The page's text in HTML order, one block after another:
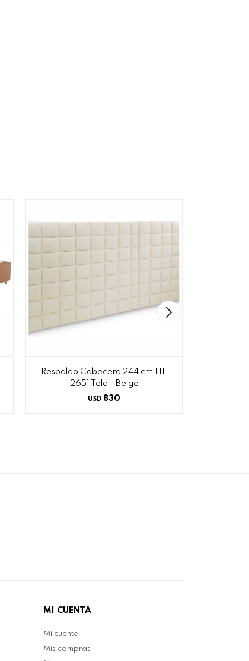
Respaldo Cabecera 244 cm HE
2651 Tela - Beige
USD 830
MI CUENTA
Mi cuenta
Mis compras